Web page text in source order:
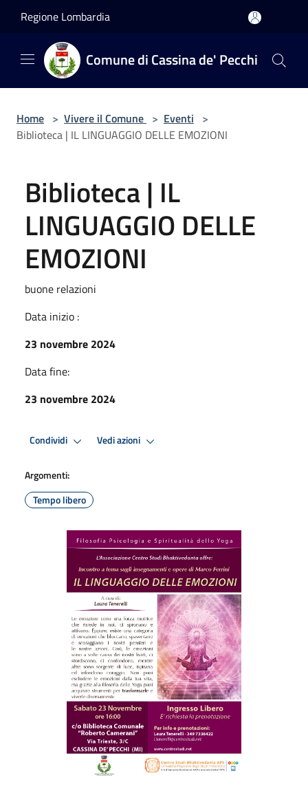
Regione Lombardia
Comune di Cassina de' Pecchi
Home > Vivere il Comune > Eventi >
Biblioteca | IL LINGUAGGIO DELLE EMOZIONI
Biblioteca | IL
LINGUAGGIO DELLE
EMOZIONI
buone relazioni
Data inizio :
23 novembre 2024
Data fine:
23 novembre 2024
Condividi Vedi azioni
Argomenti:
Tempo libero